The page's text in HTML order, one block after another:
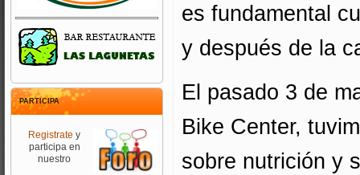
PARTICIPA
Registrate y
participa en
nuestro
es fundamental
y después de la
El pasado 3 de
Bike Center,
sobre nutrición y